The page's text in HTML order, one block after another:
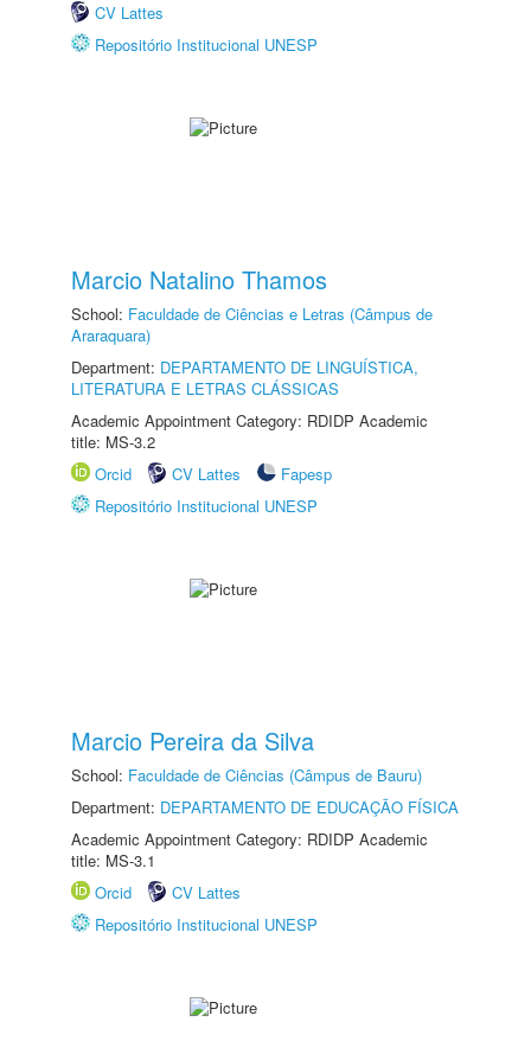
CV Lattes
Repositório Institucional UNESP
Marcio Natalino Thamos
School: Faculdade de Ciências e Letras (Câmpus de
Araraquara)
Department: DEPARTAMENTO DE LINGUÍSTICA,
LITERATURA E LETRAS CLÁSSICAS
Academic Appointment Category: RDIDP Academic
title: MS-3.2
Orcid
CV Lattes
Fapesp
Repositório Institucional UNESP
Marcio Pereira da Silva
School: Faculdade de Ciências (Câmpus de Bauru)
Department: DEPARTAMENTO DE EDUCAÇÃO FÍSICA
Academic Appointment Category: RDIDP Academic
title: MS-3.1
Orcid
CV Lattes
Repositório Institucional UNESP